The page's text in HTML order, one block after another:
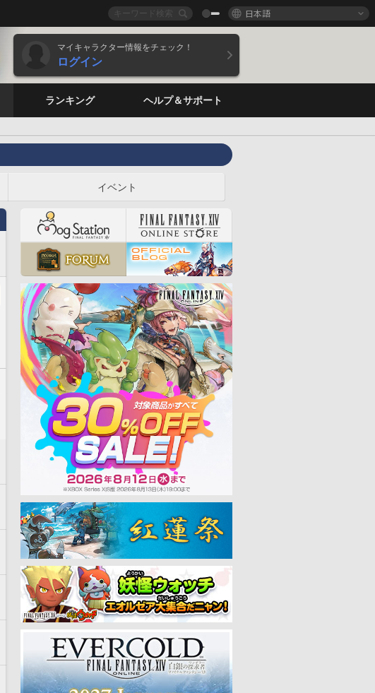
日本語
マイキャラクター情報をチェック！
ログイン
ランキング ヘルプ＆サポート
イベント